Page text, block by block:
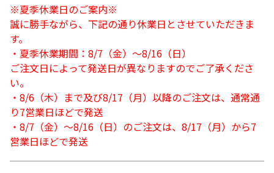
※夏季休業日のご案内※
誠に勝手ながら、下記の通り休業日とさせていただきま
す。
・夏季休業期間：8/7（金）～8/16（日）
ご注文日によって発送日が異なりますのでご了承くださ
い。
・8/6（木）まで及び8/17（月）以降のご注文は、通常通
り7営業日ほどで発送
・8/7（金）～8/16（日）のご注文は、8/17（月）から7
営業日ほどで発送